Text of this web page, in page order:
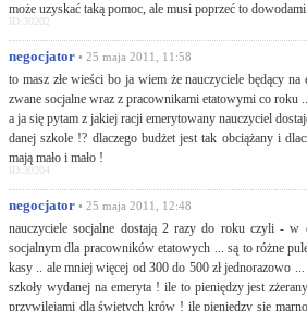
może uzyskać taką pomoc, ale musi poprzeć to
ID:30202
negocjator • 25 maja 2011, 11:58
to masz złe wieści bo ja wiem że nauczyciele będący na
zwane socjalne wraz z pracownikami etatowymi co roku
a ja się pytam z jakiej racji emerytowany nauczyciel
danej szkole !? dlaczego budżet jest tak obciążany i
mają mało i mało !
ID:30204
negocjator • 25 maja 2011, 12:48
nauczyciele socjalne dostają 2 razy do roku czyli -
socjalnym dla pracowników etatowych ... są to różne
kasy .. ale mniej więcej od 300 do 500 zł jednorazowo
szkoły wydanej na emeryta ! ile to pieniędzy jest
przywilejami dla świętych krów ! ile pieniędzy się